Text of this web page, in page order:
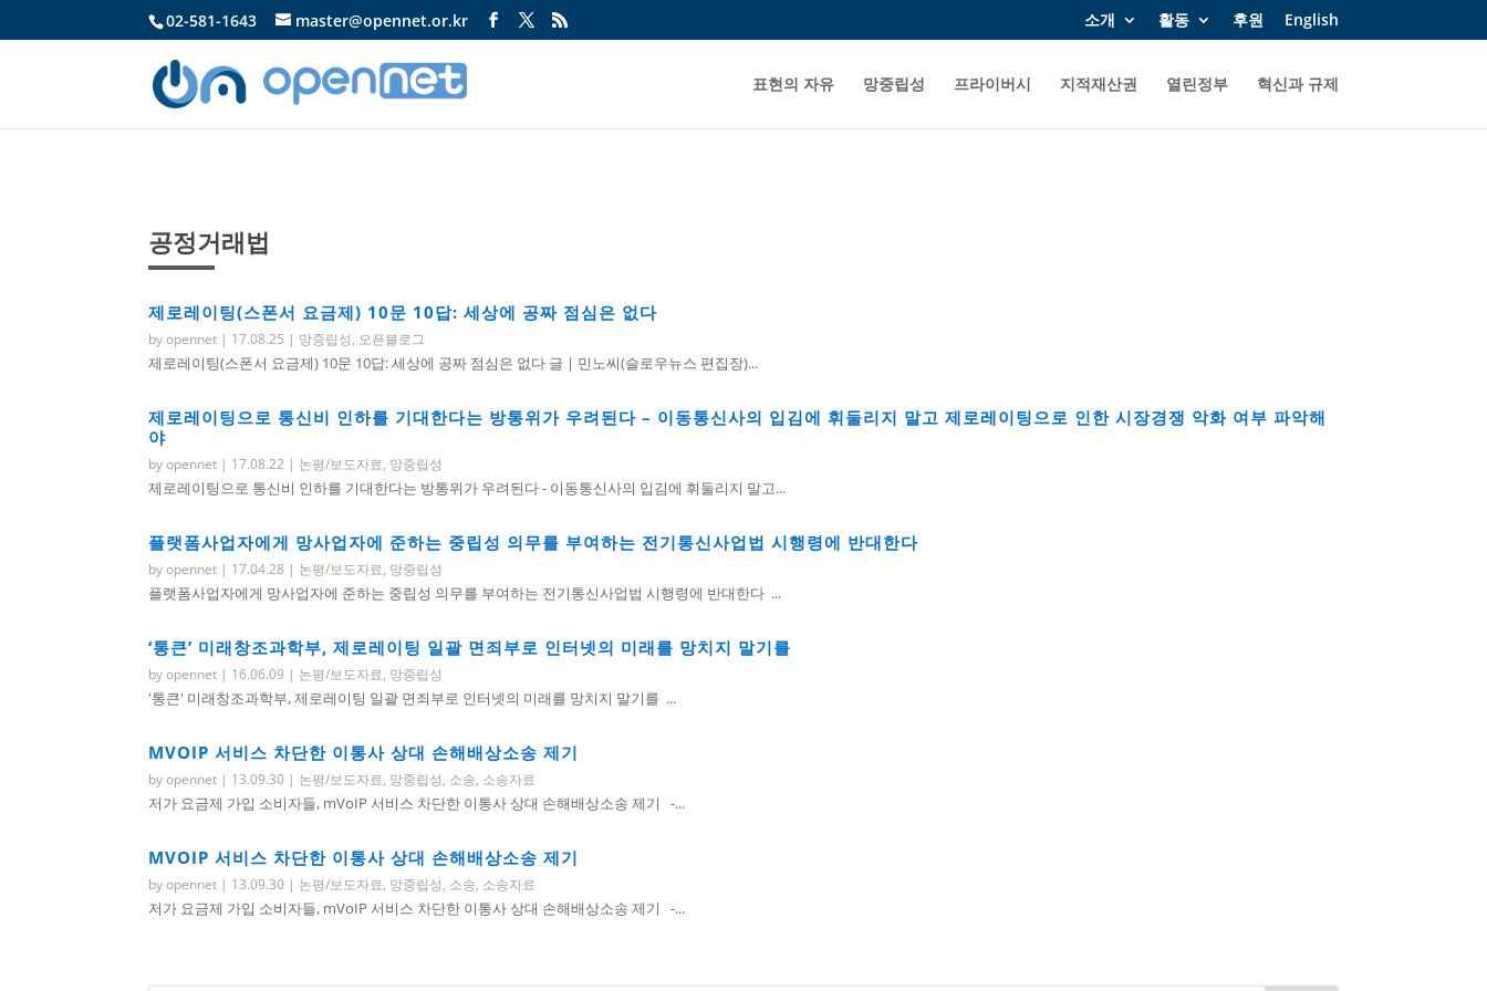
02-581-1643 master@opennet.or.kr 소개 활동 후원 English
표현의 자유 망중립성 프라이버시 지적재산권 열린정부 혁신과 규제
공정거래법
제로레이팅(스폰서 요금제) 10문 10답: 세상에 공짜 점심은 없다
byopennet | 17.08.25 | 망중립성, 오픈블로그
제로레이팅(스폰서 요금제) 10문 10답: 세상에 공짜 점심은 없다 글 | 민노씨(슬로우뉴스 편집장)...
제로레이팅으로 통신비 인하를 기대한다는 방통위가 우려된다 – 이동통신사의 입김에 휘둘리지 말고 제로레이팅으로 인한 시장경쟁 악화 여부 파악해
야
byopennet | 17.08.22 | 논평/보도자료, 망중립성
제로레이팅으로 통신비 인하를 기대한다는 방통위가 우려된다 - 이동통신사의 입김에 휘둘리지 말고...
플랫폼사업자에게 망사업자에 준하는 중립성 의무를 부여하는 전기통신사업법 시행령에 반대한다
byopennet | 17.04.28 | 논평/보도자료, 망중립성
플랫폼사업자에게 망사업자에 준하는 중립성 의무를 부여하는 전기통신사업법 시행령에 반대한다 ...
‘통큰’ 미래창조과학부, 제로레이팅 일괄 면죄부로 인터넷의 미래를 망치지 말기를
byopennet | 16.06.09 | 논평/보도자료, 망중립성
'통큰' 미래창조과학부, 제로레이팅 일괄 면죄부로 인터넷의 미래를 망치지 말기를 ...
MVOIP 서비스 차단한 이통사 상대 손해배상소송 제기
byopennet | 13.09.30 | 논평/보도자료, 망중립성, 소송, 소송자료
저가 요금제 가입 소비자들, mVoIP 서비스 차단한 이통사 상대 손해배상소송 제기 -...
MVOIP 서비스 차단한 이통사 상대 손해배상소송 제기
byopennet | 13.09.30 | 논평/보도자료, 망중립성, 소송, 소송자료
저가 요금제 가입 소비자들, mVoIP 서비스 차단한 이통사 상대 손해배상소송 제기 -...